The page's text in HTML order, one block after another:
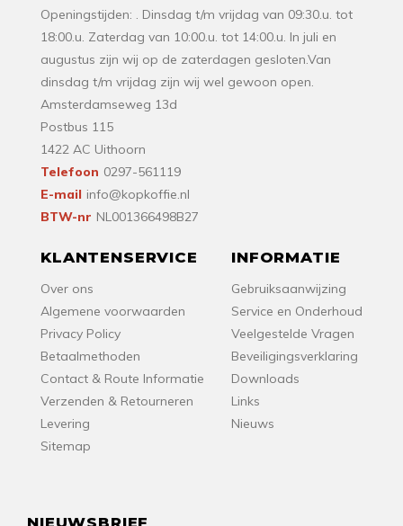
Openingstijden: . Dinsdag t/m vrijdag van 09:30.u. tot
18:00.u. Zaterdag van 10:00.u. tot 14:00.u. In juli en
augustus zijn wij op de zaterdagen gesloten.Van
dinsdag t/m vrijdag zijn wij wel gewoon open.
Amsterdamseweg 13d
Postbus 115
1422 AC Uithoorn
Telefoon 0297-561119
E-mail info@kopkoffie.nl
BTW-nr NL001366498B27
KLANTENSERVICE
Over ons
Algemene voorwaarden
Privacy Policy
Betaalmethoden
Contact & Route Informatie
Verzenden & Retourneren
Levering
Sitemap
INFORMATIE
Gebruiksaanwijzing
Service en Onderhoud
Veelgestelde Vragen
Beveiligingsverklaring
Downloads
Links
Nieuws